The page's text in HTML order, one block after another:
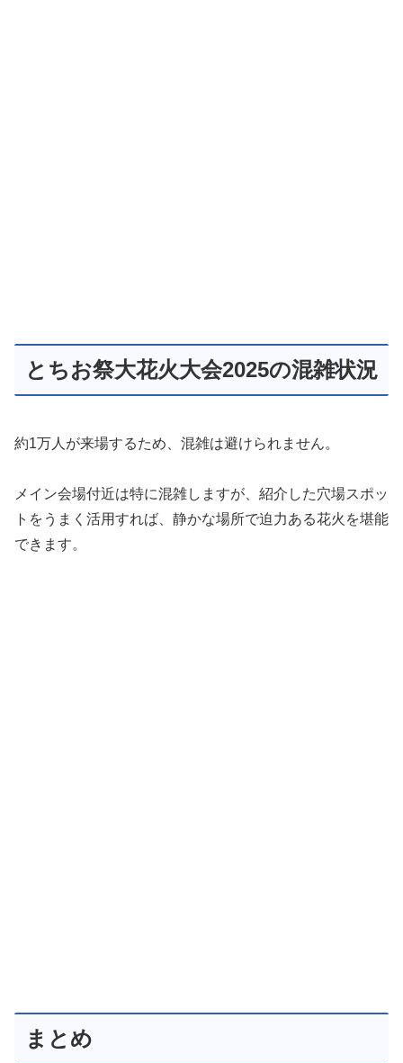
とちお祭大花火大会2025の混雑状況
約1万人が来場するため、混雑は避けられません。
メイン会場付近は特に混雑しますが、紹介した穴場スポッ
トをうまく活用すれば、静かな場所で迫力ある花火を堪能
できます。
まとめ